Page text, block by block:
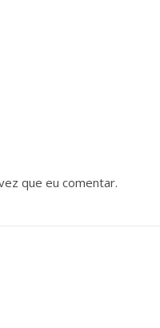
que eu comentar.